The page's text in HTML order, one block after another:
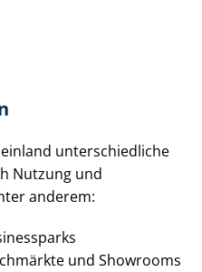
un­ter­schied­li­che
Nutzung und
anderem:
und Showrooms